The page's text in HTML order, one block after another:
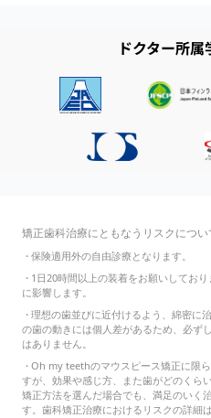
ドクター所属
矯正歯科治療にともなうリスクについ
・保険適用外の自由診療となります。
・ 1日20時間以上の装着をお願いしてお
に影響します。
・理想の歯並びに近付けるよう、綿密に
の歯の動きには個人差があるため、必ず
はありません。
・Oh my teethのマウスピース矯正に限
すが、効果や感じ方、また歯がどのくら
矯正方法を選んだ場合でも、満足のいく
す。歯科矯正治療におけるリスクの詳細は